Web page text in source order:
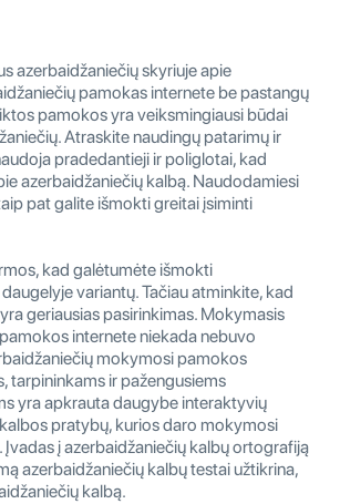
azerbaidžaniečių skyriuje apie
pamokas internete be pastangų
pamokos yra veiksmingiausi būdai
Atraskite naudingų patarimų ir
pradedantieji ir poliglotai, kad
azerbaidžaniečių kalbą. Naudodamiesi
pat galite išmokti greitai įsiminti
kad galėtumėte išmokti
variantų. Tačiau atminkite, kad
geriausias pasirinkimas. Mokymasis
internete niekada nebuvo
mokymosi pamokos
tarpininkams ir pažengusiems
yra apkrauta daugybe interaktyvių
pratybų, kurios daro mokymosi
Įvadas į azerbaidžaniečių kalbų ortografiją
azerbaidžaniečių kalbų testai užtikrina,
kalbą.